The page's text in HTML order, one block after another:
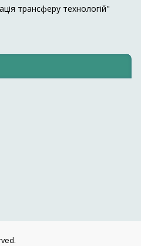
трансферу технологій"